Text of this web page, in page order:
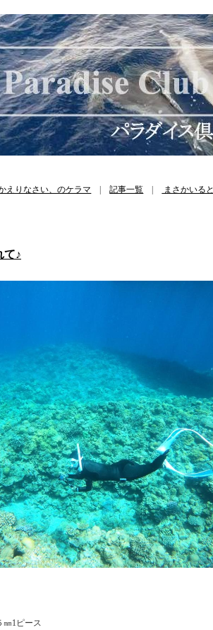
えりなさい、のケラマ |記事一覧 まさかいる
て♪
1ピース